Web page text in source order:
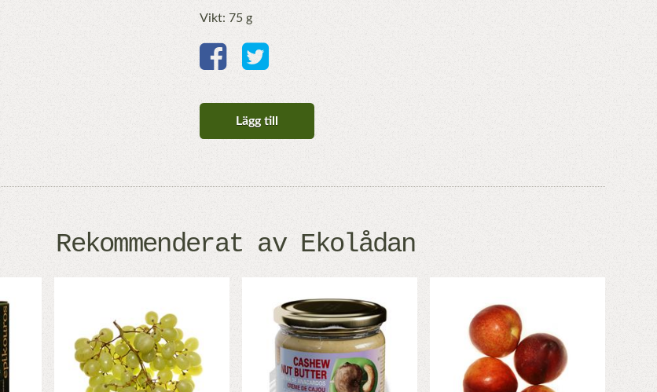
Vikt: 75 g
Lägg till
Rekommenderat av Ekolådan